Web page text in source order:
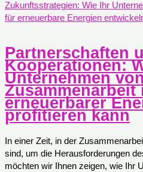
Zukunftsstrategien: Wie Ihr
für erneuerbare Energien
Partnerschaften
Kooperationen:
Unternehmen
Zusammenarbeit
erneuerbarer
profitieren kann
In einer Zeit, in der
sind, um die Herausforderungen
möchten wir Ihnen zeigen, wie Ihr